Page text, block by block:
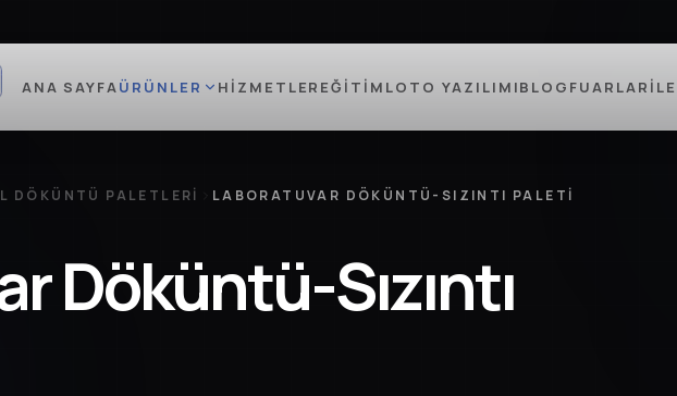
ANA SAYFA ÜRÜNLER HIZMETLER EĞITIM LOTO YAZILIMIBLOG FUARLAR
DÖKÜNTÜ PALETLERI LABORATUVAR DÖKÜNTÜ-SIZINTI PALETI
Döküntü-Sızıntı